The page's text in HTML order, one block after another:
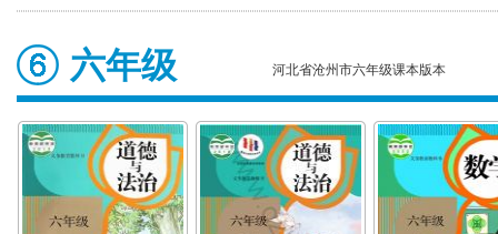
六年级 河北省沧州市六年级课本版本